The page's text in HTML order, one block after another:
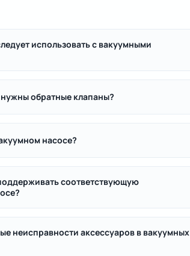
использовать с вакуумными
обратные клапаны?
насосе?
соответствующую
неисправности аксессуаров в вакуумных